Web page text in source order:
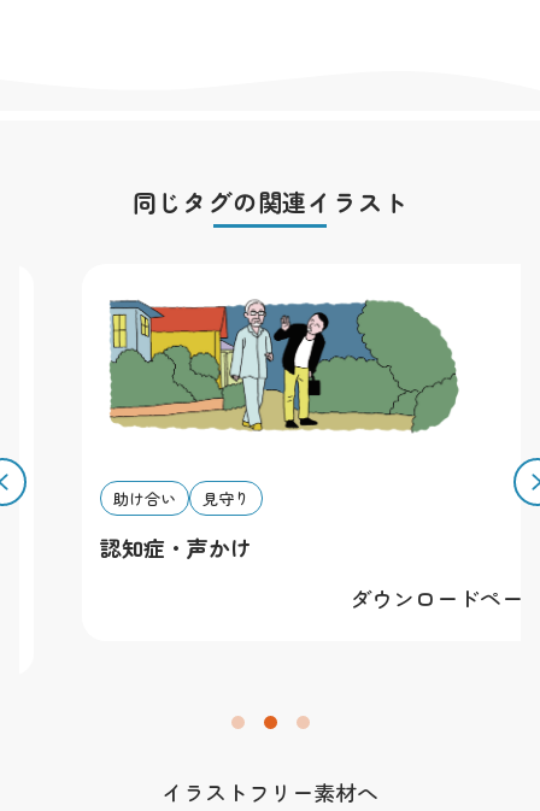
棄しておりません。全ての素材の著作権は私横浜市が所
素材を利用することによって発生したトラブルについて
は一切責任を負いかねます。全ての規約は予告無く改変
する場合があります。予めご了承下さい。
同じタグの関連イラスト
助け合い 見守り
認知症・声かけ
ダウンロードページへ
イラストフリー素材へ